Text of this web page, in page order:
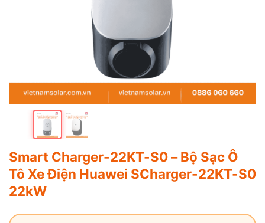
Smart Charger-22KT-S0 – Bộ Sạc Ô
Tô Xe Điện Huawei SCharger-22KT-S0
22kW